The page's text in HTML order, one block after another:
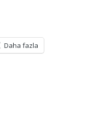
Daha fazla